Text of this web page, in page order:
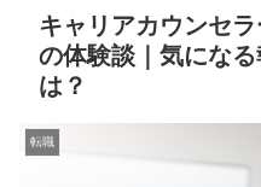
キャリアカウンセ
の体験談｜気にな
は？
転職